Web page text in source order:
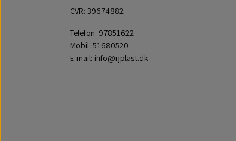
CVR: 39674882
Telefon: 97851622
Mobil: 51680520
E-mail: info@rjplast.dk